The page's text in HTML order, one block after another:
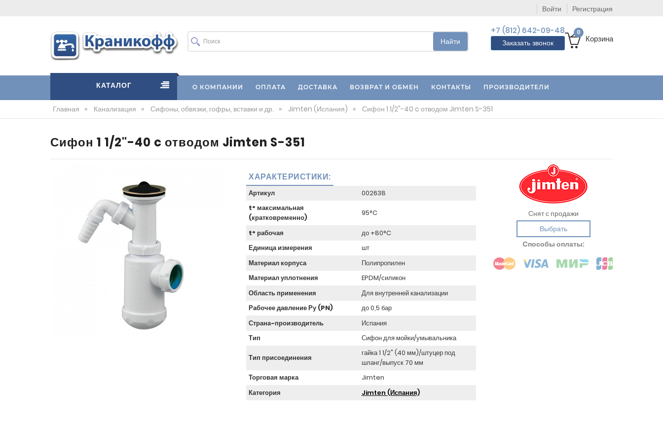
Войти Регистрация
Найти
+7 (812) 642-09-48
Заказать звонок
0
Корзина
КАТАЛОГ О КОМПАНИИ ОПЛАТА ДОСТАВКА ВОЗВРАТ И ОБМЕН КОНТАКТЫ ПРОИЗВОДИТЕЛИ
Главная » Канализация » Сифоны, обвязки, гофры, вставки и др. » Jimten (Испания) » Сифон 1 1/2"-40 c отводом Jimten S-351
Сифон 1 1/2"-40 c отводом Jimten S-351
ХАРАКТЕРИСТИКИ:
Артикул
002638
t° максимальная
(кратковременно)
95°C
t° рабочая
до +80°C
Единица измерения
шт
Материал корпуса
Полипропилен
Материал уплотнения
EPDM/силикон
Область применения
Для внутренней канализации
Рабочее давление Ру (PN)
до 0,5 бар
Страна-производитель
Испания
Тип
Сифон для мойки/умывальника
Тип присоединения
гайка 1 1/2" (40 мм)/штуцер под
шланг/выпуск 70 мм
Торговая марка
Jimten
Категория
Jimten (Испания)
Снят с продажи
Выбрать
Cпособы оплаты: